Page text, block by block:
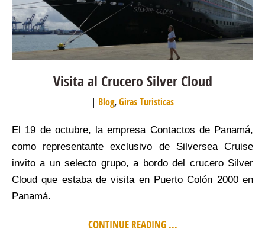
Visita al Crucero Silver Cloud
Blog,Giras Turisticas
El 19 de octubre, la empresa Contactos de Panamá,
como representante exclusivo de Silversea Cruise
invito a un selecto grupo, a bordo del crucero Silver
Cloud que estaba de visita en Puerto Colón 2000 en
Panamá.
CONTINUE READING ...